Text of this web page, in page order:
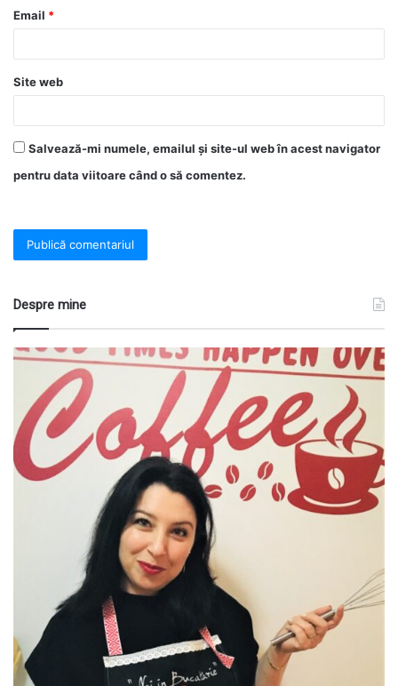
Email *
Site web
Salvează-mi numele, emailul și site-ul web în acest navigator
pentru data viitoare când o să comentez.
Despre mine